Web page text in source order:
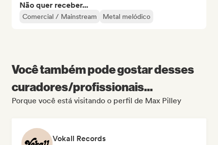
Não quer receber...
Comercial / Mainstream Metal melódico
Você também pode gostar desses
curadores/profissionais...
Porque você está visitando o perfil de Max Pilley
Vokall Records